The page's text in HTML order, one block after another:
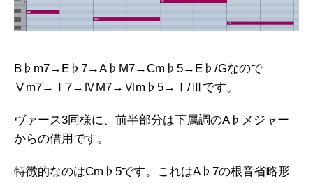
B♭m7→E♭7→A♭M7→Cm♭5→E♭/Gなので
Ⅴm7→Ⅰ7→ⅣM7→Ⅵm♭5→Ⅰ/Ⅲです。
ヴァース3同様に、前半部分は下属調のA♭メジャー
からの借用です。
特徴的なのはCm♭5です。これはA♭7の根音省略形